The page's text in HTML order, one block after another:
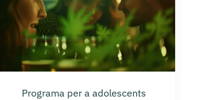
Programa per a adolescents